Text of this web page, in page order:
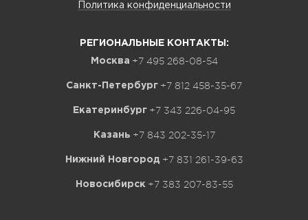
Политика конфиденциальности
РЕГИОНАЛЬНЫЕ КОНТАКТЫ:
Москва +7 495 268-08-54
Санкт-Петербург +7 812 458-35-67
Екатеринбург +7 343 226-04-95
Казань +7 843 202-35-17
Нижний Новгород +7 831 261-39-63
Новосибирск +7 383 207-83-55